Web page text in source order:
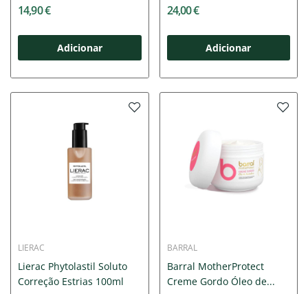
14,90 €
Adicionar
24,00 €
Adicionar
LIERAC
Lierac Phytolastil Soluto
Correção Estrias 100ml
BARRAL
Barral MotherProtect
Creme Gordo Óleo de...